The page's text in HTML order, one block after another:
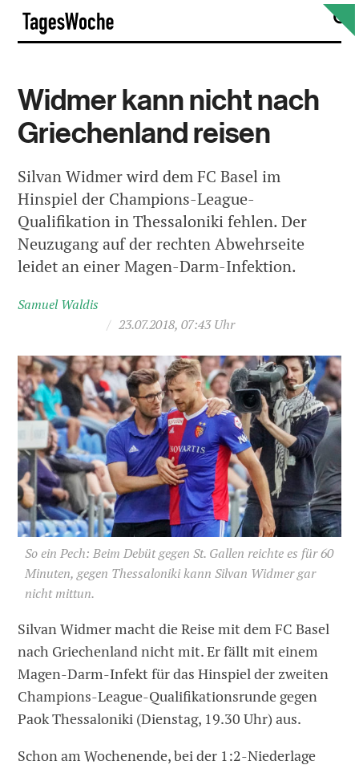
Skip
content
Widmer kann nicht nach
Griechenland reisen
Silvan Widmer wird dem FC Basel im
Hinspiel der Champions-League-
Qualifikation in Thessaloniki fehlen. Der
Neuzugang auf der rechten Abwehrseite
leidet an einer Magen-Darm-Infektion.
Samuel Waldis
/ 23.07.2018, 07:43 Uhr
So ein Pech: Beim Debüt gegen St. Gallen reichte es für 60
Minuten, gegen Thessaloniki kann Silvan Widmer gar
nicht mittun.
Silvan Widmer macht die Reise mit dem FC Basel
nach Griechenland nicht mit. Er fällt mit einem
Magen-Darm-Infekt für das Hinspiel der zweiten
Champions-League-Qualifikationsrunde gegen
Paok Thessaloniki (Dienstag, 19.30 Uhr) aus.
Schon am Wochenende, bei der 1:2-Niederlage